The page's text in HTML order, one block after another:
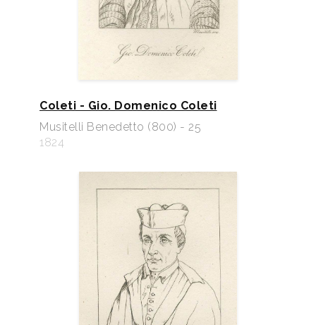
Coleti - Gio. Domenico Coleti
Musitelli Benedetto (800) - 25
1824